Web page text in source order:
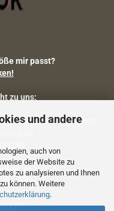
und andere
auch von
der Website zu
zu analysieren und Ihnen
können. Weitere
.
mir passt?
zu uns:
Lieferstatus, Versand?
etc.)